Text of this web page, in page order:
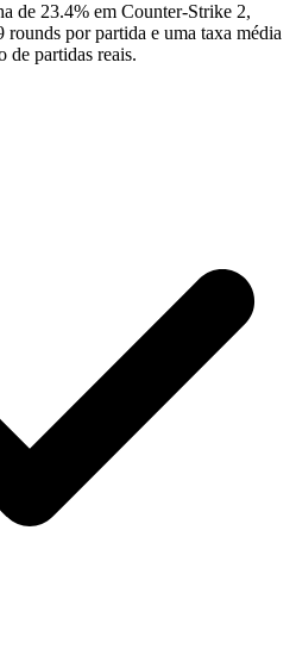
de 23.4% em Counter-Strike 2,
por partida e uma taxa média
de partidas reais.